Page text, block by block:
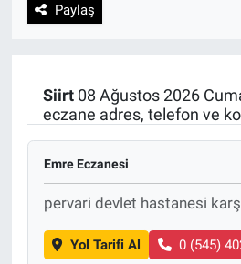
Paylaş
Siirt08 Ağustos 2026
eczane adres, telefon ve
Emre Eczanesi
pervari devlet hastanesi
Yol Tarifi Al 0 (545)